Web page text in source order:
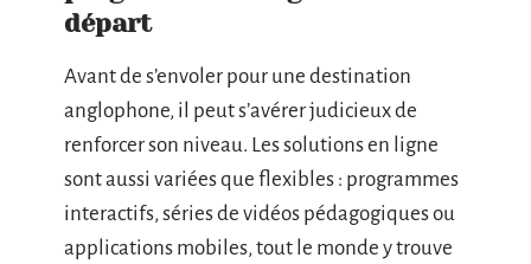
départ
Avant de s’envoler pour une destination
anglophone, il peut s’avérer judicieux de
renforcer son niveau. Les solutions en ligne
sont aussi variées que flexibles : programmes
interactifs, séries de vidéos pédagogiques ou
applications mobiles, tout le monde y trouve